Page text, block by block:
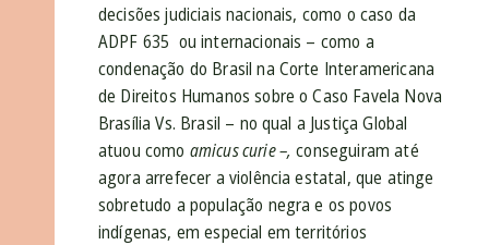
decisões judiciais nacionais, como o caso da
ADPF 635 ou internacionais – como a
condenação do Brasil na Corte Interamericana
de Direitos Humanos sobre o Caso Favela Nova
Brasília Vs. Brasil – no qual a Justiça Global
atuou como amicus curie –, conseguiram até
agora arrefecer a violência estatal, que atinge
sobretudo a população negra e os povos
indígenas, em especial em territórios